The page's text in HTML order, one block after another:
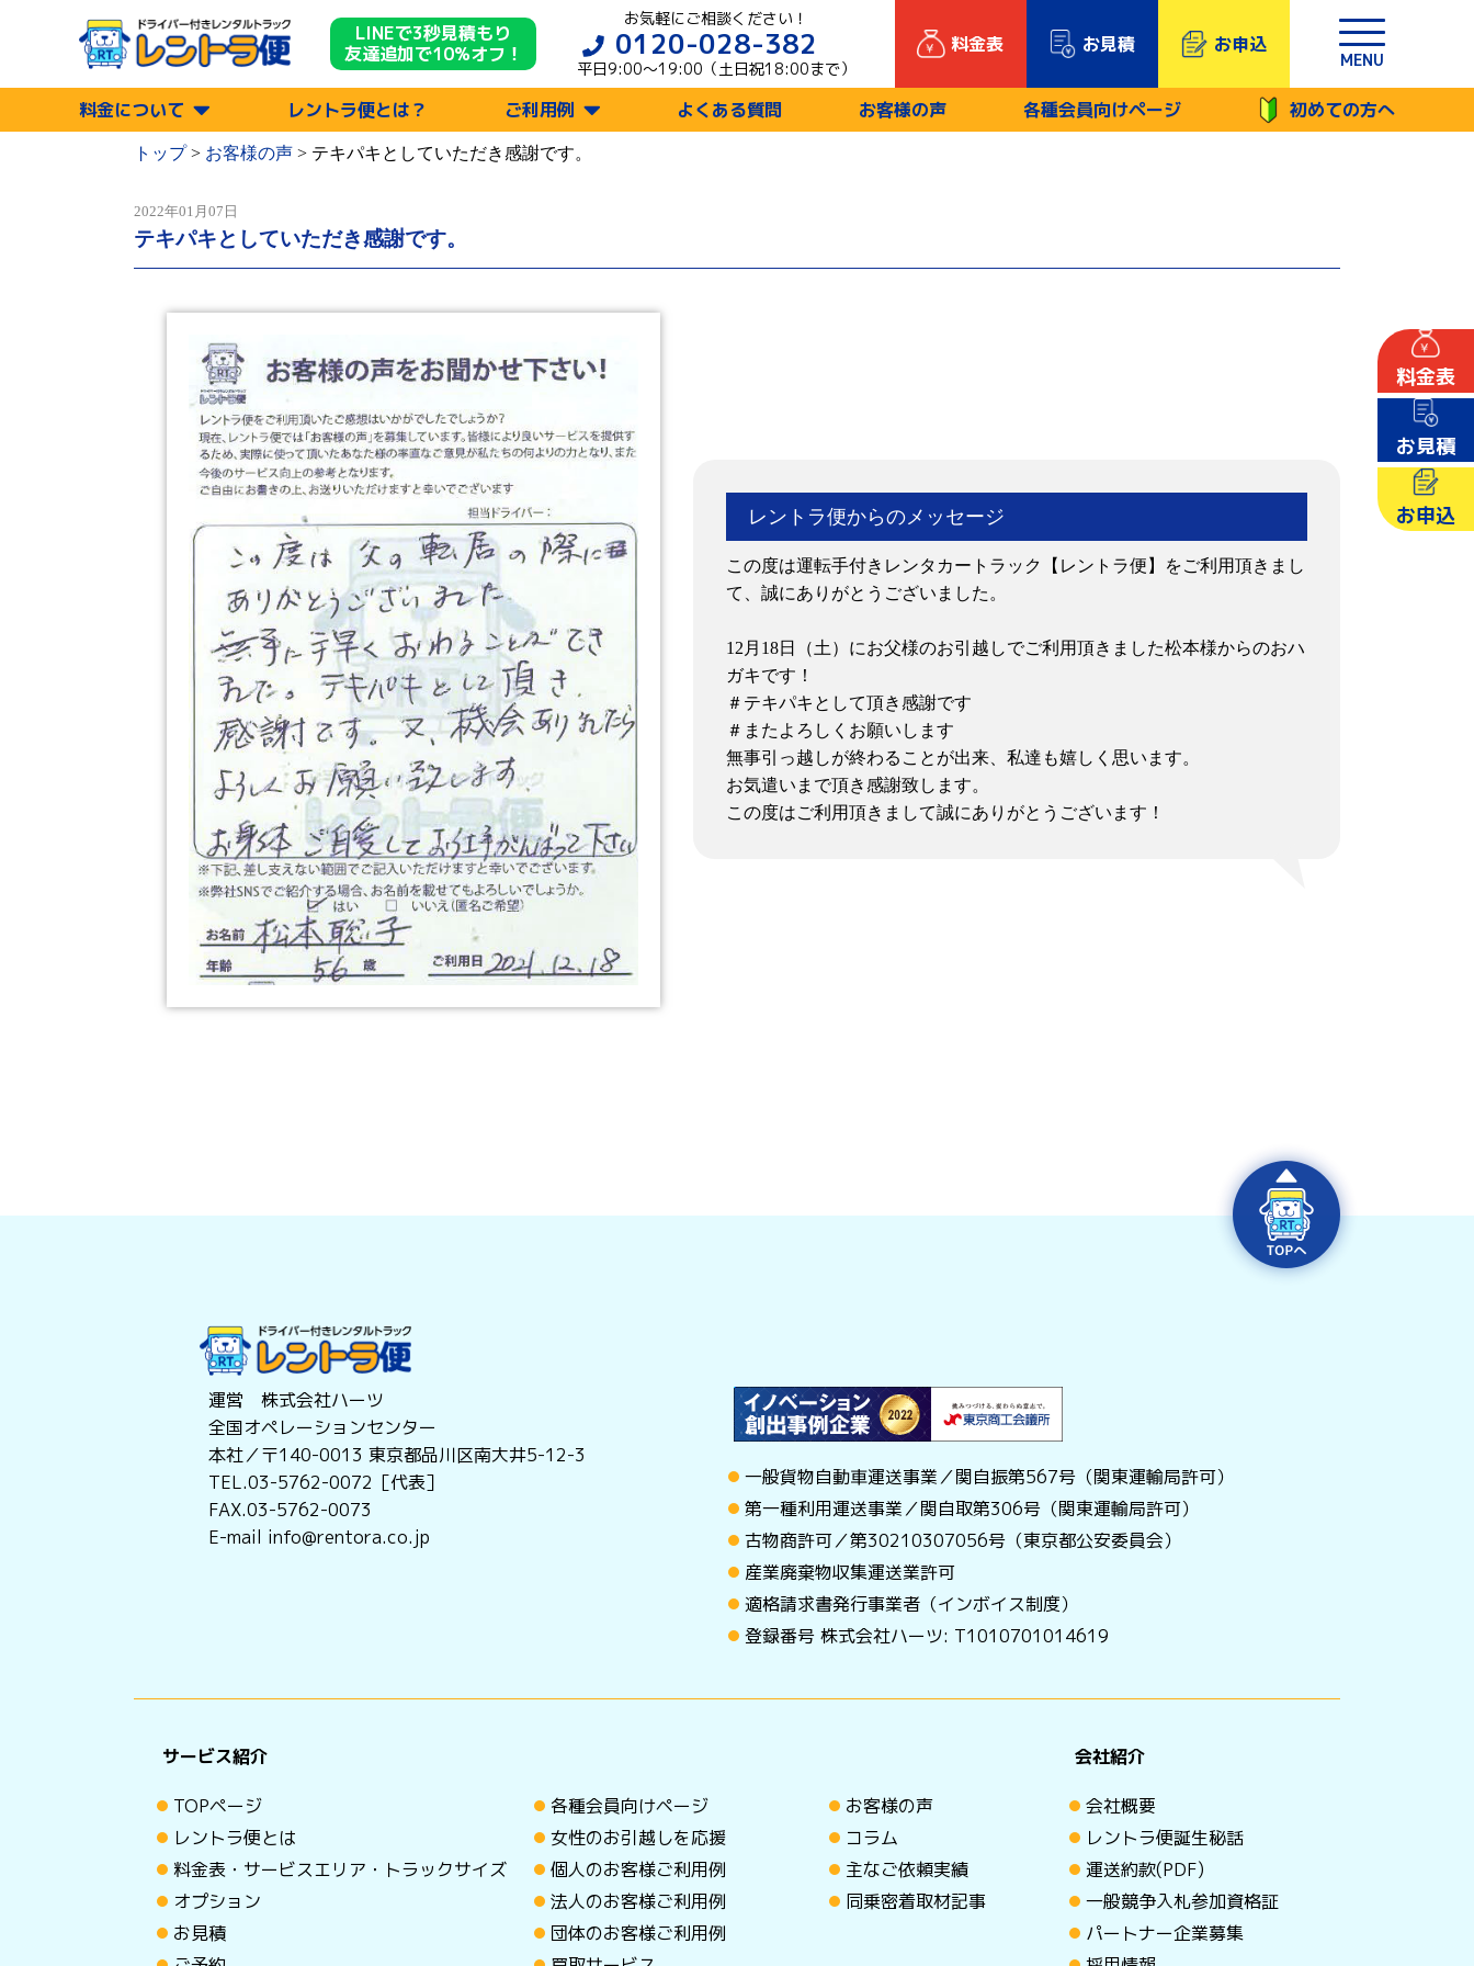
料金表
お見積
お申込
LINEで3秒見積もり
友達追加で10%オフ！
お気軽にご相談ください！
0120-028-382
平日9:00〜19:00（土日祝18:00まで）
料金表 お見積 お申込
MENU
料金について レントラ便とは？ ご利用例 よくある質問 お客様の声 各種会員向けページ 初めての方へ
トップ> お客様の声 > テキパキとしていただき感謝です。
2022年01月07日
テキパキとしていただき感謝です。
レントラ便からのメッセージ
この度は運転手付きレンタカートラック【レントラ便】をご利用頂きまし
て、誠にありがとうございました。
12月18日（土）にお父様のお引越しでご利用頂きました松本様からのおハ
ガキです！
＃テキパキとして頂き感謝です
＃またよろしくお願いします
無事引っ越しが終わることが出来、私達も嬉しく思います。
お気遣いまで頂き感謝致します。
この度はご利用頂きまして誠にありがとうございます！
運営 株式会社ハーツ
全国オペレーションセンター
本社／〒140-0013 東京都品川区南大井5-12-3
TEL.03-5762-0072［代表］
FAX.03-5762-0073
E-mail info@rentora.co.jp
一般貨物自動車運送事業／関自振第567号（関東運輸局許可）
第一種利用運送事業／関自取第306号（関東運輸局許可）
古物商許可／第30210307056号（東京都公安委員会）
産業廃棄物収集運送業許可
適格請求書発行事業者（インボイス制度）
登録番号 株式会社ハーツ: T1010701014619
サービス紹介
TOPページ
レントラ便とは
料金表・サービスエリア・トラックサイズ
オプション
お見積
各種会員向けページ
女性のお引越しを応援
個人のお客様ご利用例
法人のお客様ご利用例
団体のお客様ご利用例
お客様の声
コラム
主なご依頼実績
同乗密着取材記事
会社紹介
会社概要
レントラ便誕生秘話
運送約款(PDF)
一般競争入札参加資格証
パートナー企業募集